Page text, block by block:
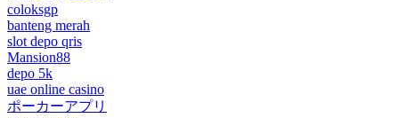
coloksgp
banteng merah
slot depo qris
Mansion88
depo 5k
uae online casino
ポーカーアプリ